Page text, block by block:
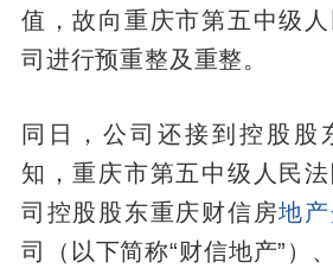
值，故向重庆市第五中级
司进行预重整及重整。
同日，公司还接到控股股
知，重庆市第五中级人民
司控股股东重庆财信房地
司（以下简称“财信地产”）